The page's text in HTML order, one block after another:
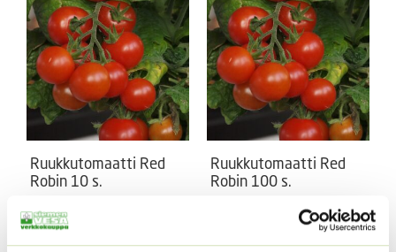
Ruukkutomaatti Red
Robin 10 s.
Annos n. 10 s.
Ruukkutomaatti Red
Robin 100 s.
Matala kirsikkatomaatti
Sisältää arvonlisäveron